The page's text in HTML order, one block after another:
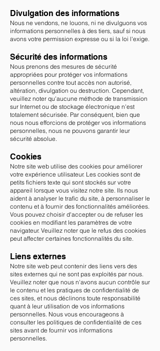
Divulgation des informations
Nous ne vendons, ne louons, ni ne divulguons vos
informations personnelles à des tiers, sauf si nous
avons votre permission expresse ou si la loi l'exige.
Sécurité des informations
Nous prenons des mesures de sécurité
appropriées pour protéger vos informations
personnelles contre tout accès non autorisé,
altération, divulgation ou destruction. Cependant,
veuillez noter qu'aucune méthode de transmission
sur Internet ou de stockage électronique n'est
totalement sécurisée. Par conséquent, bien que
nous nous efforcions de protéger vos informations
personnelles, nous ne pouvons garantir leur
sécurité absolue.
Cookies
Notre site web utilise des cookies pour améliorer
votre expérience utilisateur. Les cookies sont de
petits fichiers texte qui sont stockés sur votre
appareil lorsque vous visitez notre site. Ils nous
aident à analyser le trafic du site, à personnaliser le
contenu et à fournir des fonctionnalités améliorées.
Vous pouvez choisir d'accepter ou de refuser les
cookies en modifiant les paramètres de votre
navigateur. Veuillez noter que le refus des cookies
peut affecter certaines fonctionnalités du site.
Liens externes
Notre site web peut contenir des liens vers des
sites externes qui ne sont pas exploités par nous.
Veuillez noter que nous n'avons aucun contrôle sur
le contenu et les pratiques de confidentialité de
ces sites, et nous déclinons toute responsabilité
quant à leur utilisation de vos informations
personnelles. Nous vous encourageons à
consulter les politiques de confidentialité de ces
sites avant de fournir vos informations
personnelles.